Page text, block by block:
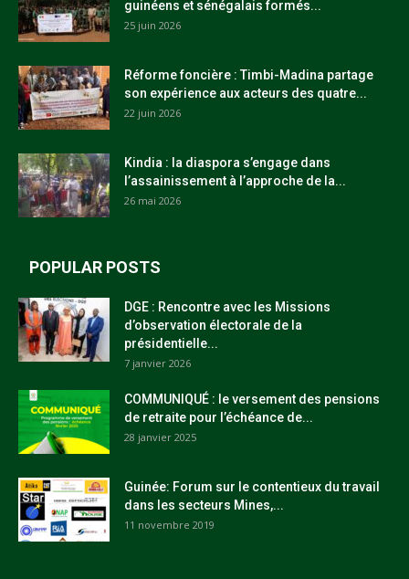
guinéens et sénégalais formés...
25 juin 2026
Réforme foncière : Timbi-Madina partage
son expérience aux acteurs des quatre...
22 juin 2026
Kindia : la diaspora s’engage dans
l’assainissement à l’approche de la...
26 mai 2026
POPULAR POSTS
DGE : Rencontre avec les Missions
d’observation électorale de la
présidentielle...
7 janvier 2026
COMMUNIQUÉ : le versement des pensions
de retraite pour l’échéance de...
28 janvier 2025
Guinée: Forum sur le contentieux du travail
dans les secteurs Mines,...
11 novembre 2019